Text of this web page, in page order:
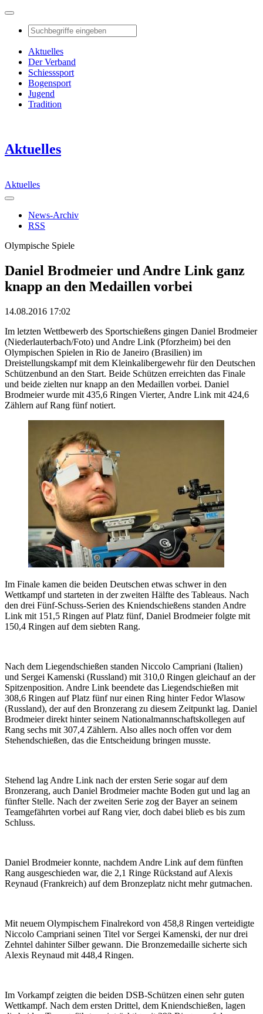
Aktuelles
Der Verband
Schiesssport
Bogensport
Jugend
Tradition
Aktuelles
Aktuelles
News-Archiv
RSS
Olympische Spiele
Daniel Brodmeier und Andre Link ganz
knapp an den Medaillen vorbei
14.08.2016 17:02
Im letzten Wettbewerb des Sportschießens gingen Daniel Brodmeier
(Niederlauterbach/Foto) und Andre Link (Pforzheim) bei den
Olympischen Spielen in Rio de Janeiro (Brasilien) im
Dreistellungskampf mit dem Kleinkalibergewehr für den Deutschen
Schützenbund an den Start. Beide Schützen erreichten das Finale
und beide zielten nur knapp an den Medaillen vorbei. Daniel
Brodmeier wurde mit 435,6 Ringen Vierter, Andre Link mit 424,6
Zählern auf Rang fünf notiert.
Im Finale kamen die beiden Deutschen etwas schwer in den
Wettkampf und starteten in der zweiten Hälfte des Tableaus. Nach
den drei Fünf-Schuss-Serien des Kniendschießens standen Andre
Link mit 151,5 Ringen auf Platz fünf, Daniel Brodmeier folgte mit
150,4 Ringen auf dem siebten Rang.
Nach dem Liegendschießen standen Niccolo Campriani (Italien)
und Sergei Kamenski (Russland) mit 310,0 Ringen gleichauf an der
Spitzenposition. Andre Link beendete das Liegendschießen mit
308,6 Ringen auf Platz fünf nur einen Ring hinter Fedor Wlasow
(Russland), der auf den Bronzerang zu diesem Zeitpunkt lag. Daniel
Brodmeier direkt hinter seinem Nationalmannschaftskollegen auf
Rang sechs mit 307,4 Zählern. Also alles noch offen vor dem
Stehendschießen, das die Entscheidung bringen musste.
Stehend lag Andre Link nach der ersten Serie sogar auf dem
Bronzerang, auch Daniel Brodmeier machte Boden gut und lag an
fünfter Stelle. Nach der zweiten Serie zog der Bayer an seinem
Teamgefährten vorbei auf Rang vier, doch dabei blieb es bis zum
Schluss.
Daniel Brodmeier konnte, nachdem Andre Link auf dem fünften
Rang ausgeschieden war, die 2,1 Ringe Rückstand auf Alexis
Reynaud (Frankreich) auf dem Bronzeplatz nicht mehr gutmachen.
Mit neuem Olympischem Finalrekord von 458,8 Ringen verteidigte
Niccolo Campriani seinen Titel vor Sergei Kamenski, der nur drei
Zehntel dahinter Silber gewann. Die Bronzemedaille sicherte sich
Alexis Reynaud mit 448,4 Ringen.
Im Vorkampf zeigten die beiden DSB-Schützen einen sehr guten
Wettkampf. Nach dem ersten Drittel, dem Kniendschießen, lagen